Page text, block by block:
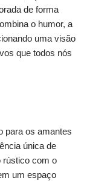
de forma
o humor, a
uma visão
que todos nós
para os amantes
única de
rústico com o
um espaço